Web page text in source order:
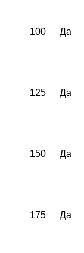
100 Да
125 Да
150 Да
175 Да